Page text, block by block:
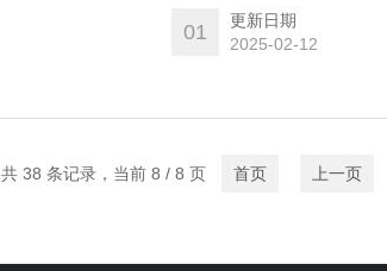
01
更新日期
2025-02-12
共 38 条记录，当前 8 / 8 页 首页 上一页